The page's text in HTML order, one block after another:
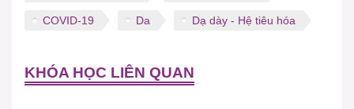
COVID-19 Da Dạ dày - Hệ tiêu hóa
KHÓA HỌC LIÊN QUAN